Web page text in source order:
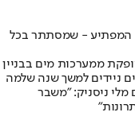
המפתיע - שמסתתר בכל
ממערכות מים בבניין
ניידים למשך שנה שלמה
ניסניק: "משבר